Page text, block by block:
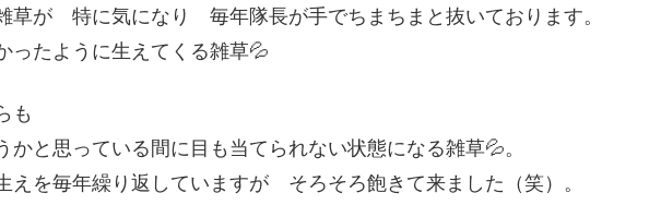
草が 特に気になり 毎年隊長が手でちまちまと抜いております。
たように生えてくる雑草💦
も
かと思っている間に目も当てられない状態になる雑草💦。
えを毎年繰り返していますが そろそろ飽きて来ました（笑）。